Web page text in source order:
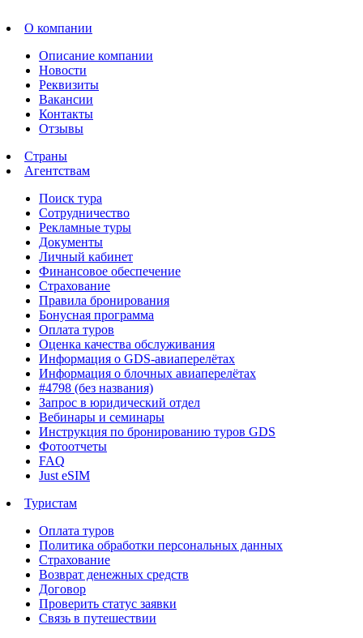
О компании
Описание компании
Новости
Реквизиты
Вакансии
Контакты
Отзывы
Страны
Агентствам
Поиск тура
Сотрудничество
Рекламные туры
Документы
Личный кабинет
Финансовое обеспечение
Страхование
Правила бронирования
Бонусная программа
Оплата туров
Оценка качества обслуживания
Информация о GDS-авиаперелётах
Информация о блочных авиаперелётах
#4798 (без названия)
Запрос в юридический отдел
Вебинары и семинары
Инструкция по бронированию туров GDS
Фотоотчеты
FAQ
Just eSIM
Туристам
Оплата туров
Политика обработки персональных данных
Страхование
Возврат денежных средств
Договор
Проверить статус заявки
Связь в путешествии